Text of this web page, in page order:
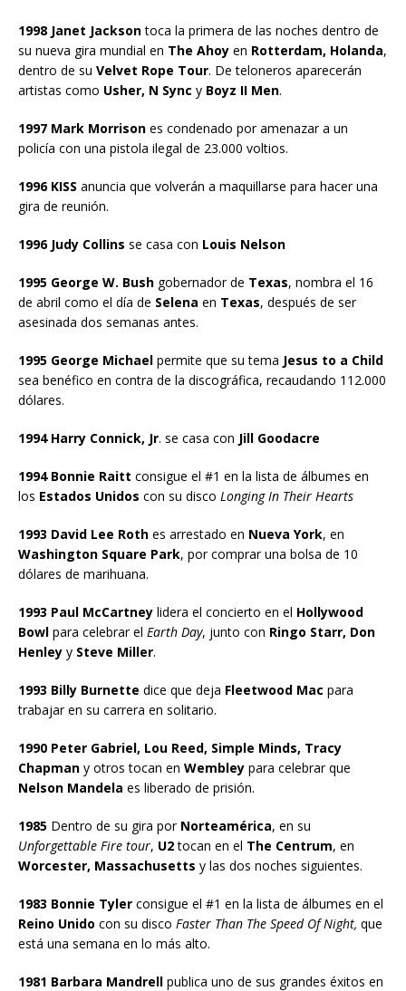
1998 Janet Jacksontoca la primera de las noches dentro de
su nueva gira mundial en The Ahoy en Rotterdam, Holanda,
dentro de su Velvet Rope Tour. De teloneros aparecerán
artistas como Usher, N Sync y Boyz II Men.
1997 Mark Morrison es condenado por amenazar a un
policía con una pistola ilegal de 23.000 voltios.
1996 KISS anuncia que volverán a maquillarse para hacer una
gira de reunión.
1996 Judy Collins se casa con Louis Nelson
1995 George W. Bush gobernador de Texas, nombra el 16
de abril como el día de Selena en Texas, después de ser
asesinada dos semanas antes.
1995 George Michael permite que su tema Jesus to a Child
sea benéfico en contra de la discográfica, recaudando 112.000
dólares.
1994 Harry Connick, Jr. se casa con Jill Goodacre
1994 Bonnie Raitt consigue el #1 en la lista de álbumes en
los Estados Unidos con su disco Longing In Their Hearts
1993 David Lee Roth es arrestado en Nueva York, en
Washington Square Park, por comprar una bolsa de 10
dólares de marihuana.
1993 Paul McCartney lidera el concierto en el Hollywood
Bowl para celebrar el Earth Day, junto con Ringo Starr, Don
Henley y Steve Miller.
1993 Billy Burnette dice que deja Fleetwood Mac para
trabajar en su carrera en solitario.
1990 Peter Gabriel, Lou Reed, Simple Minds, Tracy
Chapman y otros tocan en Wembley para celebrar que
Nelson Mandela es liberado de prisión.
1985 Dentro de su gira porNorteamérica, en su
Unforgettable Fire tour, U2tocan en el The Centrum, en
Worcester, Massachusetts y las dos noches siguientes.
1983 Bonnie Tyler consigue el #1 en la lista de álbumes en el
Reino Unido con su disco Faster Than The Speed Of Night, que
está una semana en lo más alto.
1981 Barbara Mandrell publica uno de sus grandes éxitos en